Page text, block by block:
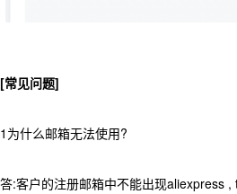
[常见问题]
1为什么邮箱无法使用?
答:客户的注册邮箱中不能出现aliexpress